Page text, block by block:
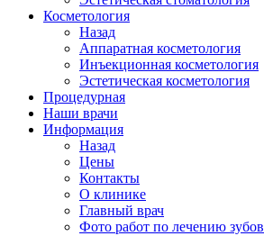
Косметология
Назад
Аппаратная косметология
Инъекционная косметология
Эстетическая косметология
Процедурная
Наши врачи
Информация
Назад
Цены
Контакты
О клинике
Главный врач
Фото работ по лечению зубов